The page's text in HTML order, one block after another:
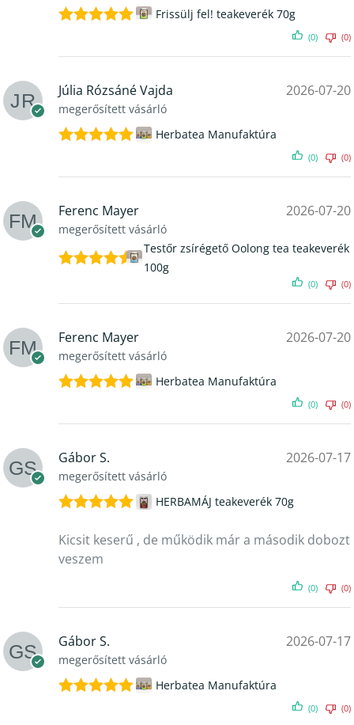
Frissülj fel! teakeverék 70g
(0) (0)
Júlia Rózsáné Vajda
megerősített vásárló
2026-07-20
Herbatea Manufaktúra
(0) (0)
Ferenc Mayer
megerősített vásárló
2026-07-20
Testőr zsírégető Oolong tea teakeverék
100g
(0) (0)
Ferenc Mayer
megerősített vásárló
2026-07-20
Herbatea Manufaktúra
(0) (0)
Gábor S.
megerősített vásárló
2026-07-17
5/ 5
HERBAMÁJ teakeverék 70g
Kicsit keserű , de működik már a második dobozt
veszem
(0) (0)
Gábor S.
megerősített vásárló
2026-07-17
Herbatea Manufaktúra
(0) (0)